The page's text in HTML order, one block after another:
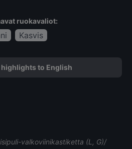
ruokavaliot:
Kasvis
highlights to English
valkoviinikastiketta (L, G)/